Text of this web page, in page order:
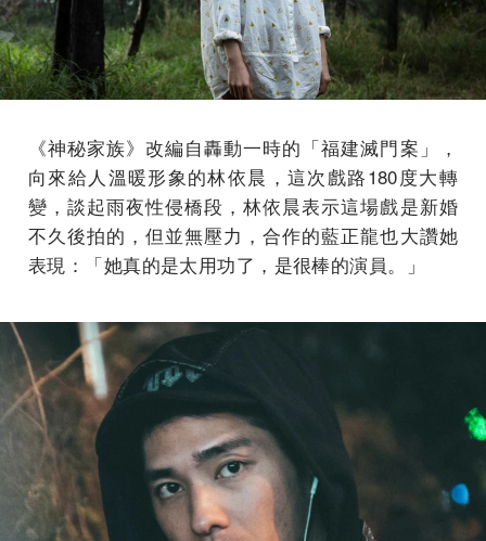
《神秘家族》改編自轟動一時的「福建滅門案」，
向來給人溫暖形象的林依晨，這次戲路180度大轉
變，談起雨夜性侵橋段，林依晨表示這場戲是新婚
不久後拍的，但並無壓力，合作的藍正龍也大讚她
表現：「她真的是太用功了，是很棒的演員。」